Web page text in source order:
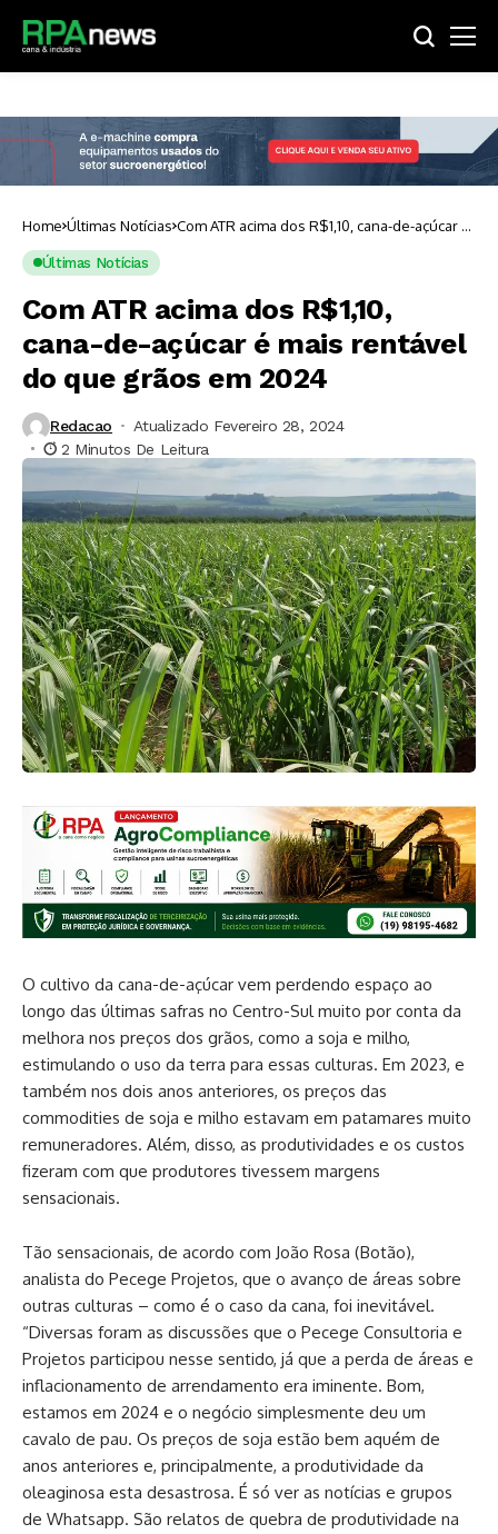
Home Últimas Notícias Com ATR acima dos R$1,10, cana-de-açúcar é
mais rentável do que grãos em 2024
Últimas Notícias
Com ATR acima dos R$1,10,
cana-de-açúcar é mais rentável
do que grãos em 2024
Redacao
Atualizado Fevereiro 28, 2024
2 Minutos De Leitura
O cultivo da cana-de-açúcar vem perdendo espaço ao
longo das últimas safras no Centro-Sul muito por conta da
melhora nos preços dos grãos, como a soja e milho,
estimulando o uso da terra para essas culturas. Em 2023, e
também nos dois anos anteriores, os preços das
commodities de soja e milho estavam em patamares muito
remuneradores. Além, disso, as produtividades e os custos
fizeram com que produtores tivessem margens
sensacionais.
Tão sensacionais, de acordo com João Rosa (Botão),
analista do Pecege Projetos, que o avanço de áreas sobre
outras culturas – como é o caso da cana, foi inevitável.
“Diversas foram as discussões que o Pecege Consultoria e
Projetos participou nesse sentido, já que a perda de áreas e
inflacionamento de arrendamento era iminente. Bom,
estamos em 2024 e o negócio simplesmente deu um
cavalo de pau. Os preços de soja estão bem aquém de
anos anteriores e, principalmente, a produtividade da
oleaginosa esta desastrosa. É só ver as notícias e grupos
de Whatsapp. São relatos de quebra de produtividade na